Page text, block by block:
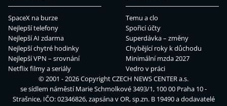
SpaceX na burze
Nejlepší telefony
Nejlepší AI zdarma
Nejlepší chytré hodinky
Nejlepší VPN – srovnání
Netflix filmy a seriály
Temu a clo
Spořicí účty
Superdávka – změny
Chybějící roky k důchodu
Minimální mzda 2027
Vedro v práci
© 2001 - 2026 CopyrightCZECH NEWS CENTER a.s.
se sídlem náměstí Marie Schmolkové 3493/1, 100 00 Praha 10 -
Strašnice, IČO: 02346826, zapsána v OR, sp.zn. B 19490 a dodavatelé